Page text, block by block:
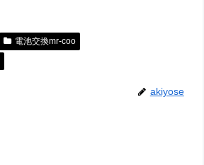
電池交換mr-coo
akiyose